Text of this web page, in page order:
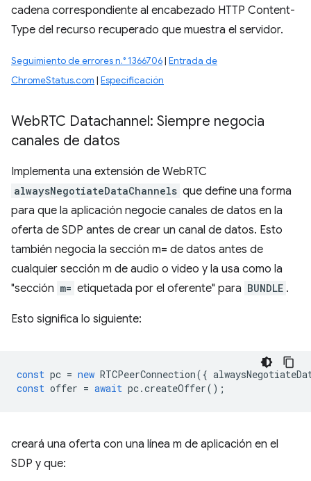
cadena correspondiente al encabezado HTTP Content-
Type del recurso recuperado que muestra el servidor.
Seguimiento de errores n.° 1366706| Entrada de
ChromeStatus.com | Especificación
WebRTC Datachannel: Siempre negocia
canales de datos
Implementa una extensión de WebRTC
alwaysNegotiateDataChannels que define una forma
para que la aplicación negocie canales de datos en la
oferta de SDP antes de crear un canal de datos. Esto
también negocia la sección m= de datos antes de
cualquier sección m de audio o video y la usa como la
"sección m= etiquetada por el oferente" para BUNDLE .
Esto significa lo siguiente:
const pc = new RTCPeerConnection({
const offer = await pc.createOffer();
creará una oferta con una línea m de aplicación en el
SDP y que: